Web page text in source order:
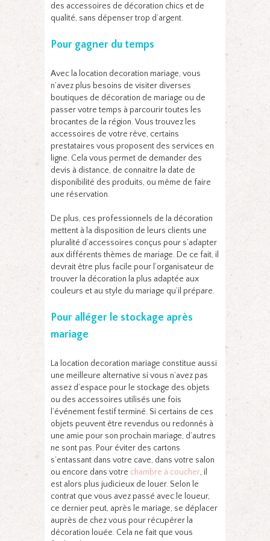
des accessoires de décoration chics et de
qualité, sans dépenser trop d’argent.
Pour gagner du temps
Avec la location decoration mariage, vous
n’avez plus besoins de visiter diverses
boutiques de décoration de mariage ou de
passer votre temps à parcourir toutes les
brocantes de la région. Vous trouvez les
accessoires de votre rêve, certains
prestataires vous proposent des services en
ligne. Cela vous permet de demander des
devis à distance, de connaitre la date de
disponibilité des produits, ou même de faire
une réservation.
De plus, ces professionnels de la décoration
mettent à la disposition de leurs clients une
pluralité d’accessoires conçus pour s’adapter
aux différents thèmes de mariage. De ce fait, il
devrait être plus facile pour l’organisateur de
trouver la décoration la plus adaptée aux
couleurs et au style du mariage qu’il prépare.
Pour alléger le stockage après
mariage
La location decoration mariage constitue aussi
une meilleure alternative si vous n’avez pas
assez d’espace pour le stockage des objets
ou des accessoires utilisés une fois
l’événement festif terminé. Si certains de ces
objets peuvent être revendus ou redonnés à
une amie pour son prochain mariage, d’autres
ne sont pas. Pour éviter des cartons
s’entassant dans votre cave, dans votre salon
ou encore dans votre chambre à coucher, il
est alors plus judicieux de louer. Selon le
contrat que vous avez passé avec le loueur,
ce dernier peut, après le mariage, se déplacer
auprès de chez vous pour récupérer la
décoration louée. Cela ne fait que vous